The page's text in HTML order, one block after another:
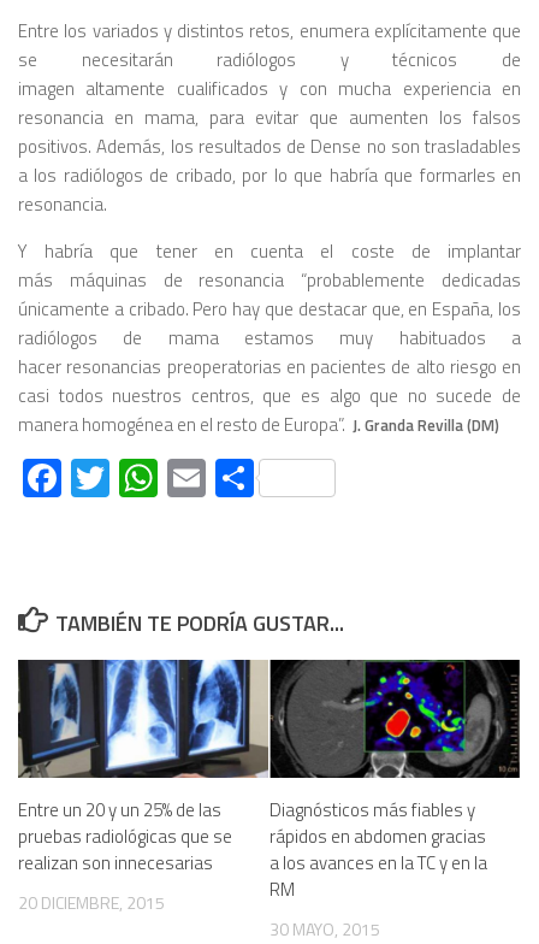
Entre los variados y distintos retos, enumera explícitamente que
se necesitarán radiólogos y técnicos de
imagen altamente cualificados y con mucha experiencia en
resonancia en mama, para evitar que aumenten los falsos
positivos. Además, los resultados de Dense no son trasladables
a los radiólogos de cribado, por lo que habría que formarles en
resonancia.
Y habría que tener en cuenta el coste de implantar
más máquinas de resonancia “probablemente dedicadas
únicamente a cribado. Pero hay que destacar que, en España, los
radiólogos de mama estamos muy habituados a
hacer resonancias preoperatorias en pacientes de alto riesgo en
casi todos nuestros centros, que es algo que no sucede de
manera homogénea en el resto de Europa”. J. Granda Revilla (DM)
Facebook
Twitter
WhatsApp
EmailCompartir
TAMBIÉN TE PODRÍA GUSTAR...
Entre un 20 y un 25% de las
pruebas radiológicas que se
realizan son innecesarias
20 DICIEMBRE, 2015
Diagnósticos más fiables y
rápidos en abdomen gracias
a los avances en la TC y en la
RM
30 MAYO, 2015